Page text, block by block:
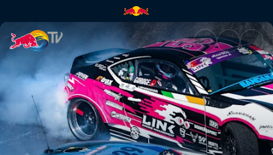
漂移大师欧洲锦标赛 | Red